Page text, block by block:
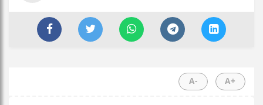
A- A+